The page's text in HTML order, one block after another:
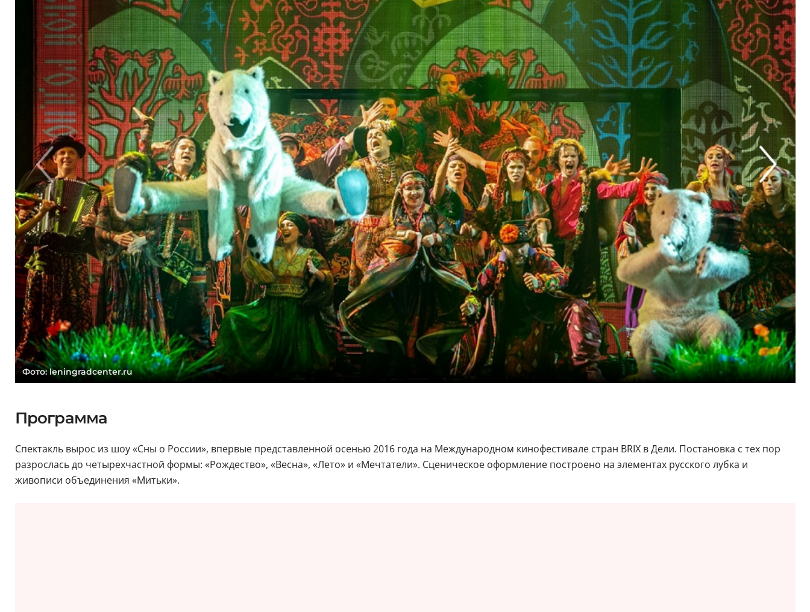
Фото: leningradcenter.ru
Программа
Спектакль вырос из шоу «Сны о России», впервые представленной осенью 2016 года на Международном кинофестивале стран BRIX в Дели. Постановка с тех пор
разрослась до четырехчастной формы: «Рождество», «Весна», «Лето» и «Мечтатели». Сценическое оформление построено на элементах русского лубка и
живописи объединения «Митьки».